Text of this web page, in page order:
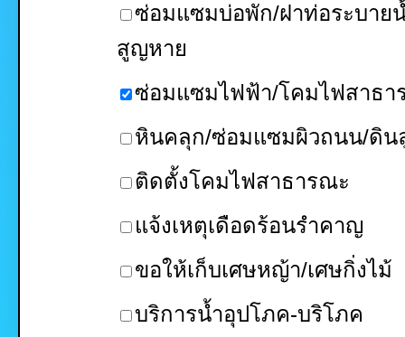
ซ่อมแซมบ่อพัก/ฝาท่อระบาย
สูญหาย
ซ่อมแซมไฟฟ้า/โคมไฟสาธา
หินคลุก/ซ่อมแซมผิวถนน/ดิน
ติดตั้งโคมไฟสาธารณะ
แจ้งเหตุเดือดร้อนรำคาญ
ขอให้เก็บเศษหญ้า/เศษกิ่งไม้
บริการน้ำอุปโภค-บริโภค